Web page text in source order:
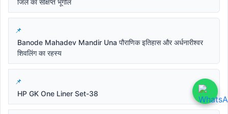
Banode Mahadev Mandir Una पौराणिक इतिहास और अर्धनारीश्वर
शिवलिंग का रहस्य
HP GK One Liner Set-38